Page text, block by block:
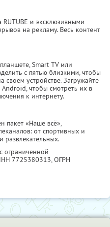
и эксклюзивными
на рекламу. Весь контент
Smart TV или
с пятью близкими, чтобы
своём устройстве. Загружайте
чтобы смотреть их в
к интернету.
пакет «Наше всё»,
от спортивных и
развлекательных.
ограниченной
7725380313, ОГРН